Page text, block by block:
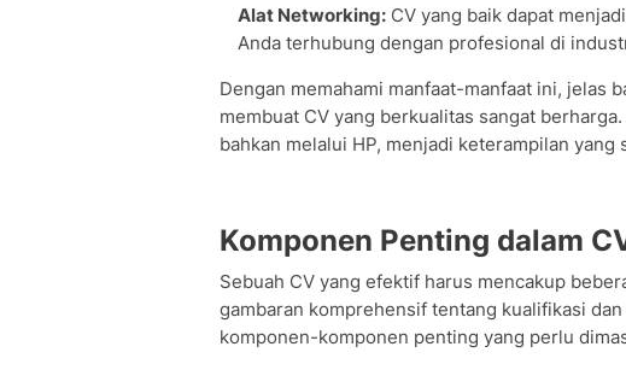
Alat Networking: CV yang baik dapat
Anda terhubung dengan profesional di
Dengan memahami manfaat-manfaat ini, jelas
membuat CV yang berkualitas sangat
bahkan melalui HP, menjadi keterampilan
Komponen Penting dalam
Sebuah CV yang efektif harus mencakup
gambaran komprehensif tentang kualifikasi
komponen-komponen penting yang perlu